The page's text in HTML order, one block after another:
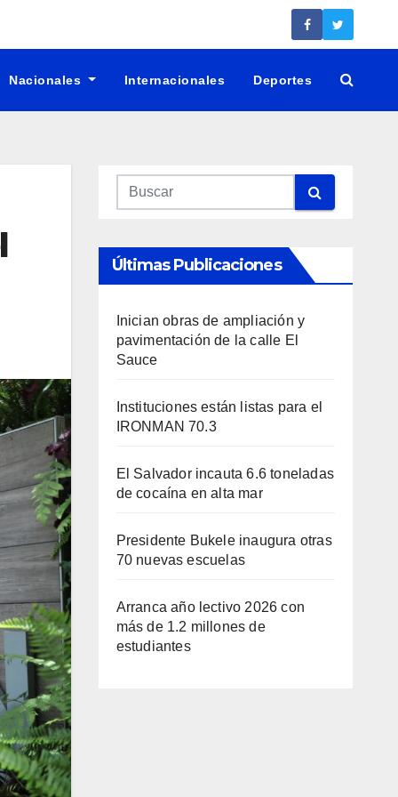
Nacionales Internacionales Deportes
Últimas Publicaciones
Inician obras de ampliación y
pavimentación de la calle El
Sauce
Instituciones están listas para el
IRONMAN 70.3
El Salvador incauta 6.6 toneladas
de cocaína en alta mar
Presidente Bukele inaugura otras
70 nuevas escuelas
Arranca año lectivo 2026 con
más de 1.2 millones de
estudiantes